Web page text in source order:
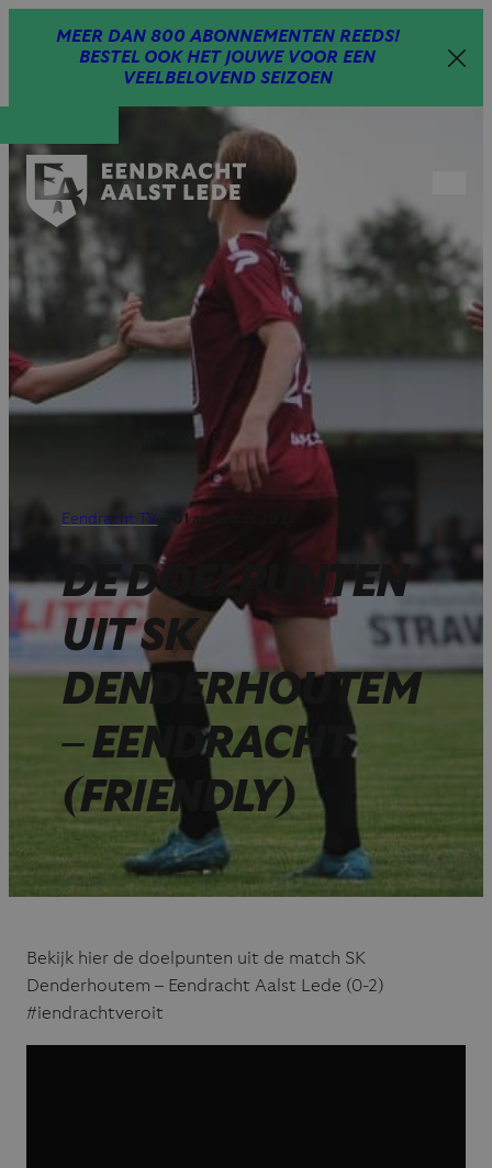
MEER DAN 800 ABONNEMENTEN REEDS!
BESTEL OOK HET JOUWE VOOR EEN
VEELBELOVEND SEIZOEN
Eendracht TV 01 augustus 2025
DE DOELPUNTEN
UIT SK
DENDERHOUTEM
– EENDRACHT
(FRIENDLY)
Bekijk hier de doelpunten uit de match SK
Denderhoutem – Eendracht Aalst Lede (0-2)
#iendrachtveroit